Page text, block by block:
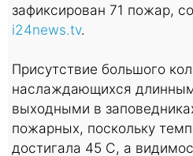
зафиксирован 71 пожар,
i24news.tv.
Присутствие большого
наслаждающихся
выходными в
пожарных, поскольку
достигала 45 С, а